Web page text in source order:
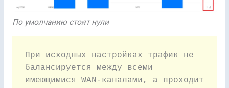
По умолчанию стоят нули
При исходных настройках трафик не
балансируется между всеми
имеющимися WAN-каналами, а проходит